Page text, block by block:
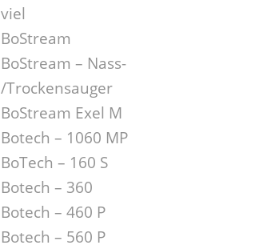
viel
BoStream
BoStream – Nass-
/Trockensauger
BoStream Exel M
Botech – 1060 MP
BoTech – 160 S
Botech – 360
Botech – 460 P
Botech – 560 P